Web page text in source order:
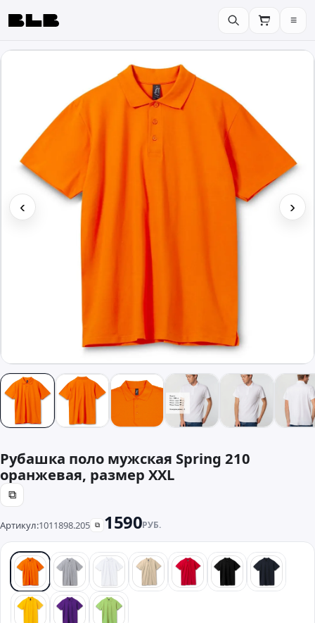
BLB ≡
‹ ›
Рубашка поло мужская Spring 210
оранжевая, размер XXL
⧉
Артикул:1011898.205 ⧉ 1590РУБ.
оранжевый
серый белый бежевыйкрасный черный синий
желтыйфиолетовый
зеленый